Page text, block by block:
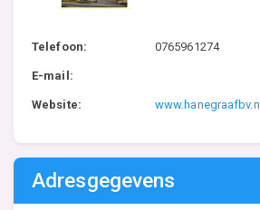
Telefoon: 0765961274
E-mail:
Website: www.hanegraafbv.nl
Adresgegevens